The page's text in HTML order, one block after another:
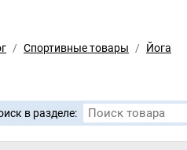
Спортивные товары Йога
в разделе: